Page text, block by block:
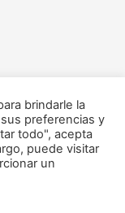
a
brindarle la
preferencias y
todo", acepta
puede visitar
un